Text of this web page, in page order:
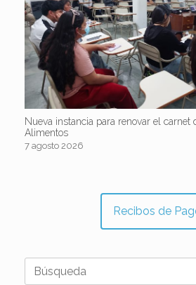
Nueva instancia para renovar el carnet
Alimentos
7 agosto 2026
Recibos de
Buscar: